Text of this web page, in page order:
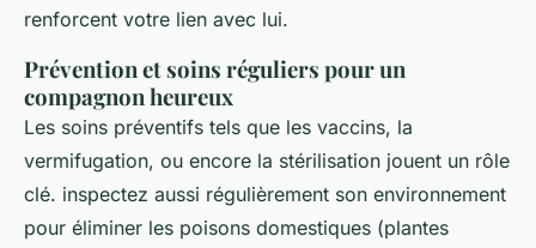
renforcent votre lien avec lui.
Prévention et soins réguliers pour un
compagnon heureux
Les soins préventifs tels que les vaccins, la
vermifugation, ou encore la stérilisation jouent un rôle
clé. inspectez aussi régulièrement son environnement
pour éliminer les poisons domestiques (plantes